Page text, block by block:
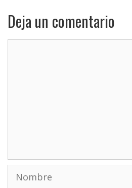
Deja un comentario
Nombre